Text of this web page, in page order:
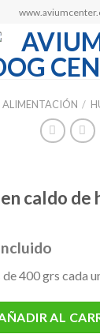
ALIMENTACIÓN /
caldo de
400 grs cada
de huesos
AL